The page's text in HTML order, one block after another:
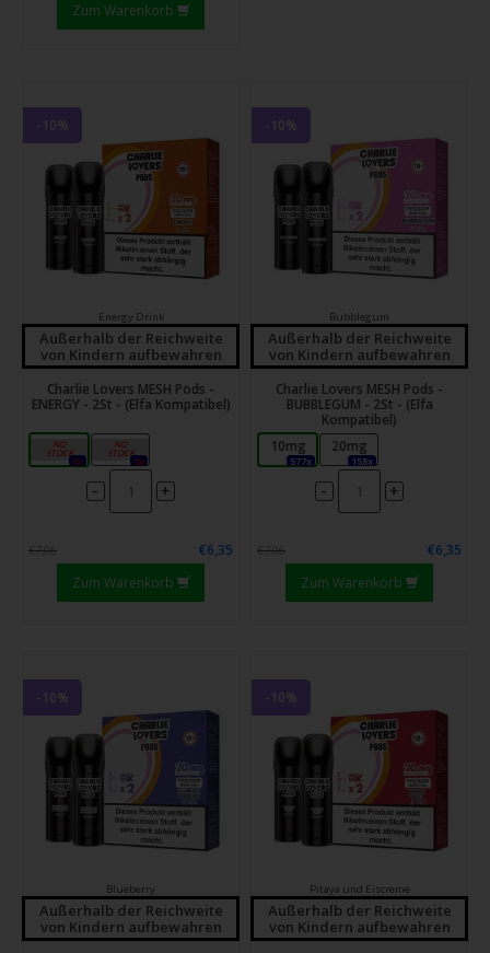
Zum Warenkorb
-10%
Energy Drink
Außerhalb der Reichweite
von Kindern aufbewahren
Charlie Lovers MESH Pods -
ENERGY - 2St - (Elfa Kompatibel)
10mg
0x
20mg
0x
- +
€7,06
€6,35
Zum Warenkorb
-10%
Bubblegum
Außerhalb der Reichweite
von Kindern aufbewahren
Charlie Lovers MESH Pods -
BUBBLEGUM - 2St - (Elfa
Kompatibel)
10mg
577x
20mg
158x
- +
€7,06
€6,35
Zum Warenkorb
-10%
Blueberry
Außerhalb der Reichweite
von Kindern aufbewahren
-10%
Pitaya und Eiscreme
Außerhalb der Reichweite
von Kindern aufbewahren